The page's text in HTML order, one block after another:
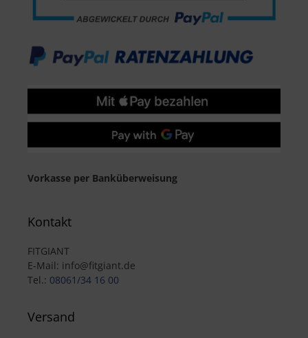
Vorkasse per Banküberweisung
Kontakt
FITGIANT
E-Mail: info@fitgiant.de
Tel.: 08061/34 16 00
Versand